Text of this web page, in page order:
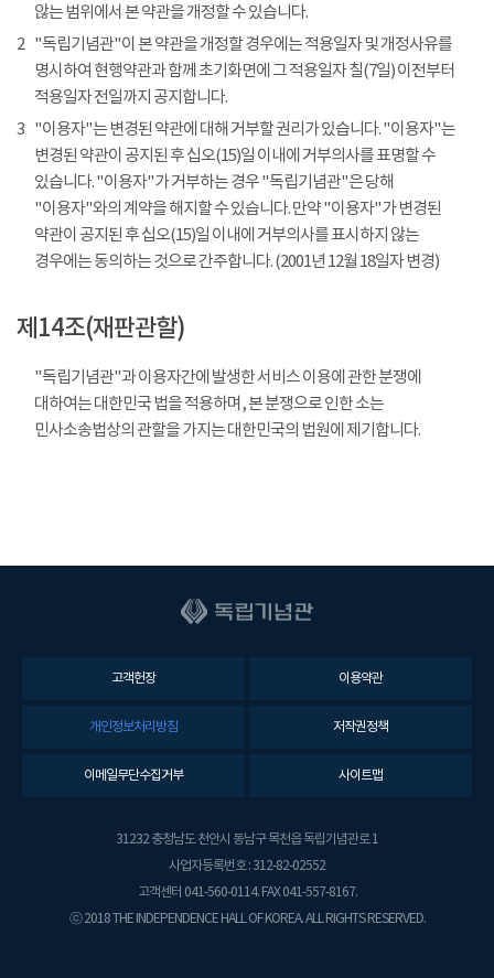
않는 범위에서 본 약관을 개정할 수 있습니다.
2 "독립기념관"이 본 약관을 개정할 경우에는 적용일자 및 개정사유를
명시하여 현행약관과 함께 초기화면에 그 적용일자 칠(7일) 이전부터
적용일자 전일까지 공지합니다.
3 "이용자"는 변경된 약관에 대해 거부할 권리가 있습니다. "이용자"는
변경된 약관이 공지된 후 십오(15)일 이내에 거부의사를 표명할 수
있습니다. "이용자"가 거부하는 경우 "독립기념관"은 당해
"이용자"와의 계약을 해지할 수 있습니다. 만약 "이용자"가 변경된
약관이 공지된 후 십오(15)일 이내에 거부의사를 표시하지 않는
경우에는 동의하는 것으로 간주합니다. (2001년 12월 18일자 변경)
제14조(재판관할)
"독립기념관"과 이용자간에 발생한 서비스 이용에 관한 분쟁에
대하여는 대한민국 법을 적용하며, 본 분쟁으로 인한 소는
민사소송법상의 관할을 가지는 대한민국의 법원에 제기합니다.
고객헌장 이용약관
개인정보처리방침 저작권정책
이메일무단수집거부 사이트맵
31232 충청남도 천안시 동남구 목천읍 독립기념관로 1
사업자등록번호 : 312-82-02552
고객센터 041-560-0114. FAX 041-557-8167.
ⓒ 2018 THE INDEPENDENCE HALL OF KOREA. ALL RIGHTS RESERVED.